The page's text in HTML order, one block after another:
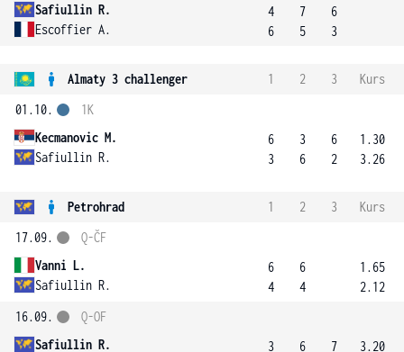
Safiullin R.
Escoffier A.
4
6
7
5
6
3
Almaty 3 challenger 1 2 3
Kurs
01.10.
Kecmanovic M.
Safiullin R.
1K
6
3
3
6
6
2
1.30
3.26
Petrohrad 1 2 3
Kurs
17.09.
Vanni L.
Safiullin R.
Q-ČF
6
4
6
4
1.65
2.12
16.09.
Safiullin R.
Q-OF
3
6 7 3.20